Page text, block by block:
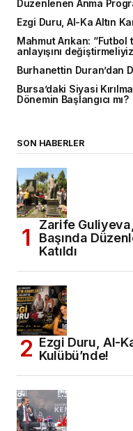
Düzenlenen Anma
Ezgi Duru, Al-Ka Altın
Mahmut Arıkan:
anlayışını
Burhanettin Duran’dan
Bursa’daki Siyasi
Dönemin Başlangıcı mı?
SON HABERLER
Zarife
Başında
Katıldı
Ezgi Duru, Al-
Kulübü’nde!